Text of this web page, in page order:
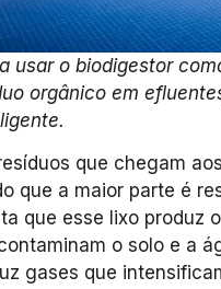
usar o biodigestor
orgânico em
que chegam
que a maior parte é
que esse lixo produz
o solo e a
gases que